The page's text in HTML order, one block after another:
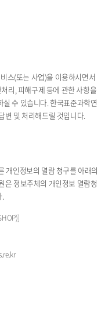
스(또는 사업)을 이용하시면서
리, 피해구제 등에 관한 사항을
수 있습니다. 한국표준과학연
변 및 처리해드릴 것입니다.
개인정보의 열람 청구를 아래의
은 정보주체의 개인정보 열람청
.